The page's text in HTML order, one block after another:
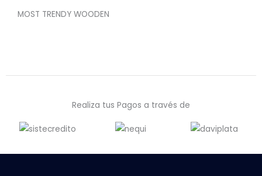
MOST TRENDY WOODEN
Realiza tus Pagos a través de